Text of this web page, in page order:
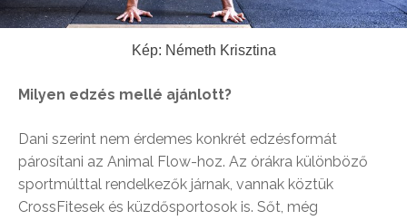
Kép: Németh Krisztina
Milyen edzés mellé ajánlott?
Dani szerint nem érdemes konkrét edzésformát
párosítani az Animal Flow-hoz. Az órákra különböző
sportmúlttal rendelkezők járnak, vannak köztük
CrossFitesek és küzdősportosok is. Sőt, még